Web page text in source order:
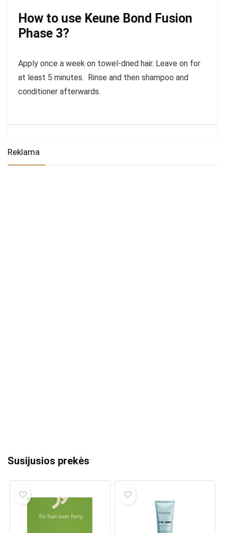
How to use Keune Bond Fusion
Phase 3?
Apply once a week on towel-dried hair. Leave on for
at least 5 minutes. Rinse and then shampoo and
conditioner afterwards.
Reklama
Susijusios prekės